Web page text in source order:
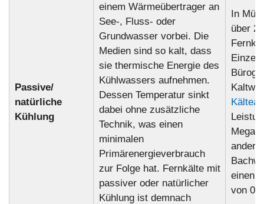
Passive/
natürliche
Kühlung
einem Wärmeübertrager an
See-, Fluss- oder
Grundwasser vorbei. Die
Medien sind so kalt, dass
sie thermische Energie des
Kühlwassers aufnehmen.
Dessen Temperatur sinkt
dabei ohne zusätzliche
Technik, was einen
minimalen
Primärenergieverbrauch
zur Folge hat. Fernkälte mit
passiver oder natürlicher
Kühlung ist demnach
In
über
einen
von